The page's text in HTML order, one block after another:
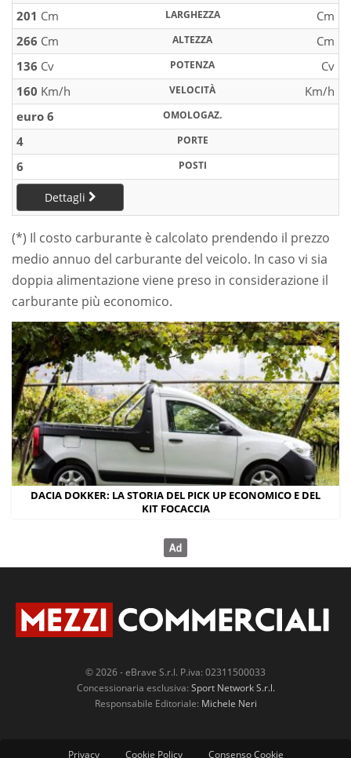
201 Cm LARGHEZZA
Cm
266 Cm ALTEZZA
Cm
136 Cv POTENZA
Cv
160 Km/h VELOCITÀ
Km/h
euro 6
OMOLOGAZ.
4 PORTE
6 POSTI
Dettagli
(*) Il costo carburante è calcolato prendendo il prezzo
medio annuo del carburante del veicolo. In caso vi sia
doppia alimentazione viene preso in considerazione il
carburante più economico.
DACIA DOKKER: LA STORIA DEL PICK UP ECONOMICO E DEL
KIT FOCACCIA
© 2026 - eBrave S.r.l. P.iva: 02311500033
Concessionaria esclusiva: Sport Network S.r.l.
Responsabile Editoriale: Michele Neri
Privacy Cookie Policy Consenso Cookie